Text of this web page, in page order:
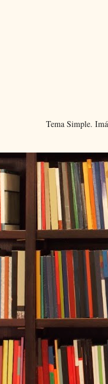
Tema Simple.